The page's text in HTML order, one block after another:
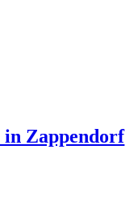
in Zappendorf